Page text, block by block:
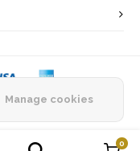
0
byLightspeed- Theme by
0
Manage cookies